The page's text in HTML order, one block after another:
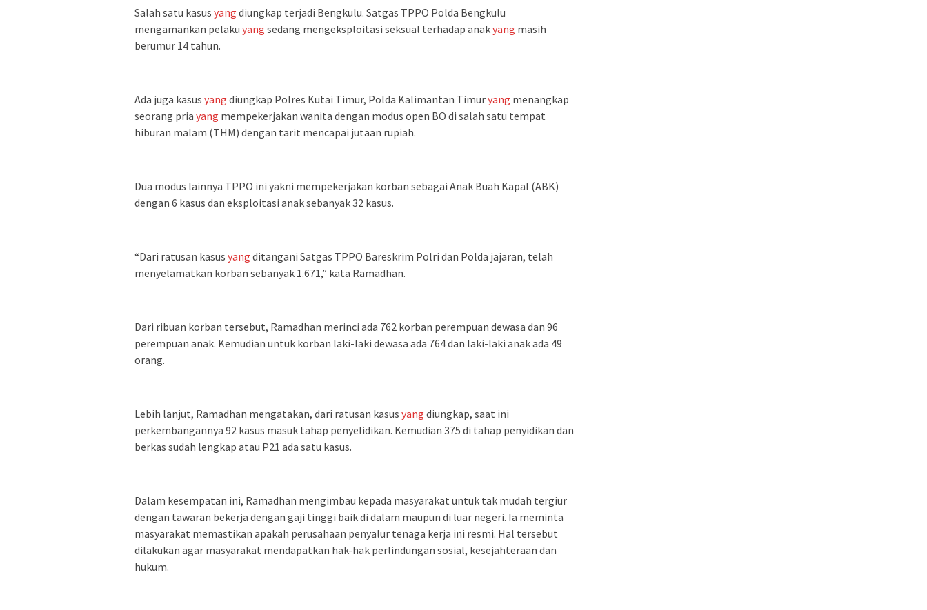
Salah satu kasus yang diungkap terjadi Bengkulu. Satgas TPPO Polda Bengkulu
mengamankan pelaku yang sedang mengeksploitasi seksual terhadap anakyang masih
berumur 14 tahun.
Ada juga kasus yang diungkap Polres Kutai Timur, Polda Kalimantan Timuryang menangkap
seorang pria yang mempekerjakan wanita dengan modus open BO di salah satu tempat
hiburan malam (THM) dengan tarit mencapai jutaan rupiah.
Dua modus lainnya TPPO ini yakni mempekerjakan korban sebagai Anak Buah Kapal (ABK)
dengan 6 kasus dan eksploitasi anak sebanyak 32 kasus.
“Dari ratusan kasus yang ditangani Satgas TPPO Bareskrim Polri dan Polda jajaran, telah
menyelamatkan korban sebanyak 1.671,” kata Ramadhan.
Dari ribuan korban tersebut, Ramadhan merinci ada 762 korban perempuan dewasa dan 96
perempuan anak. Kemudian untuk korban laki-laki dewasa ada 764 dan laki-laki anak ada 49
orang.
Lebih lanjut, Ramadhan mengatakan, dari ratusan kasus yang diungkap, saat ini
perkembangannya 92 kasus masuk tahap penyelidikan. Kemudian 375 di tahap penyidikan dan
berkas sudah lengkap atau P21 ada satu kasus.
Dalam kesempatan ini, Ramadhan mengimbau kepada masyarakat untuk tak mudah tergiur
dengan tawaran bekerja dengan gaji tinggi baik di dalam maupun di luar negeri. Ia meminta
masyarakat memastikan apakah perusahaan penyalur tenaga kerja ini resmi. Hal tersebut
dilakukan agar masyarakat mendapatkan hak-hak perlindungan sosial, kesejahteraan dan
hukum.